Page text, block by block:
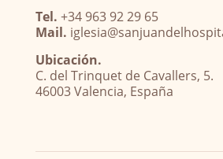
Tel. +34 963 92 29 65
Mail.
Ubicación.
C. del Trinquet de Cavallers, 5.
46003 Valencia, España